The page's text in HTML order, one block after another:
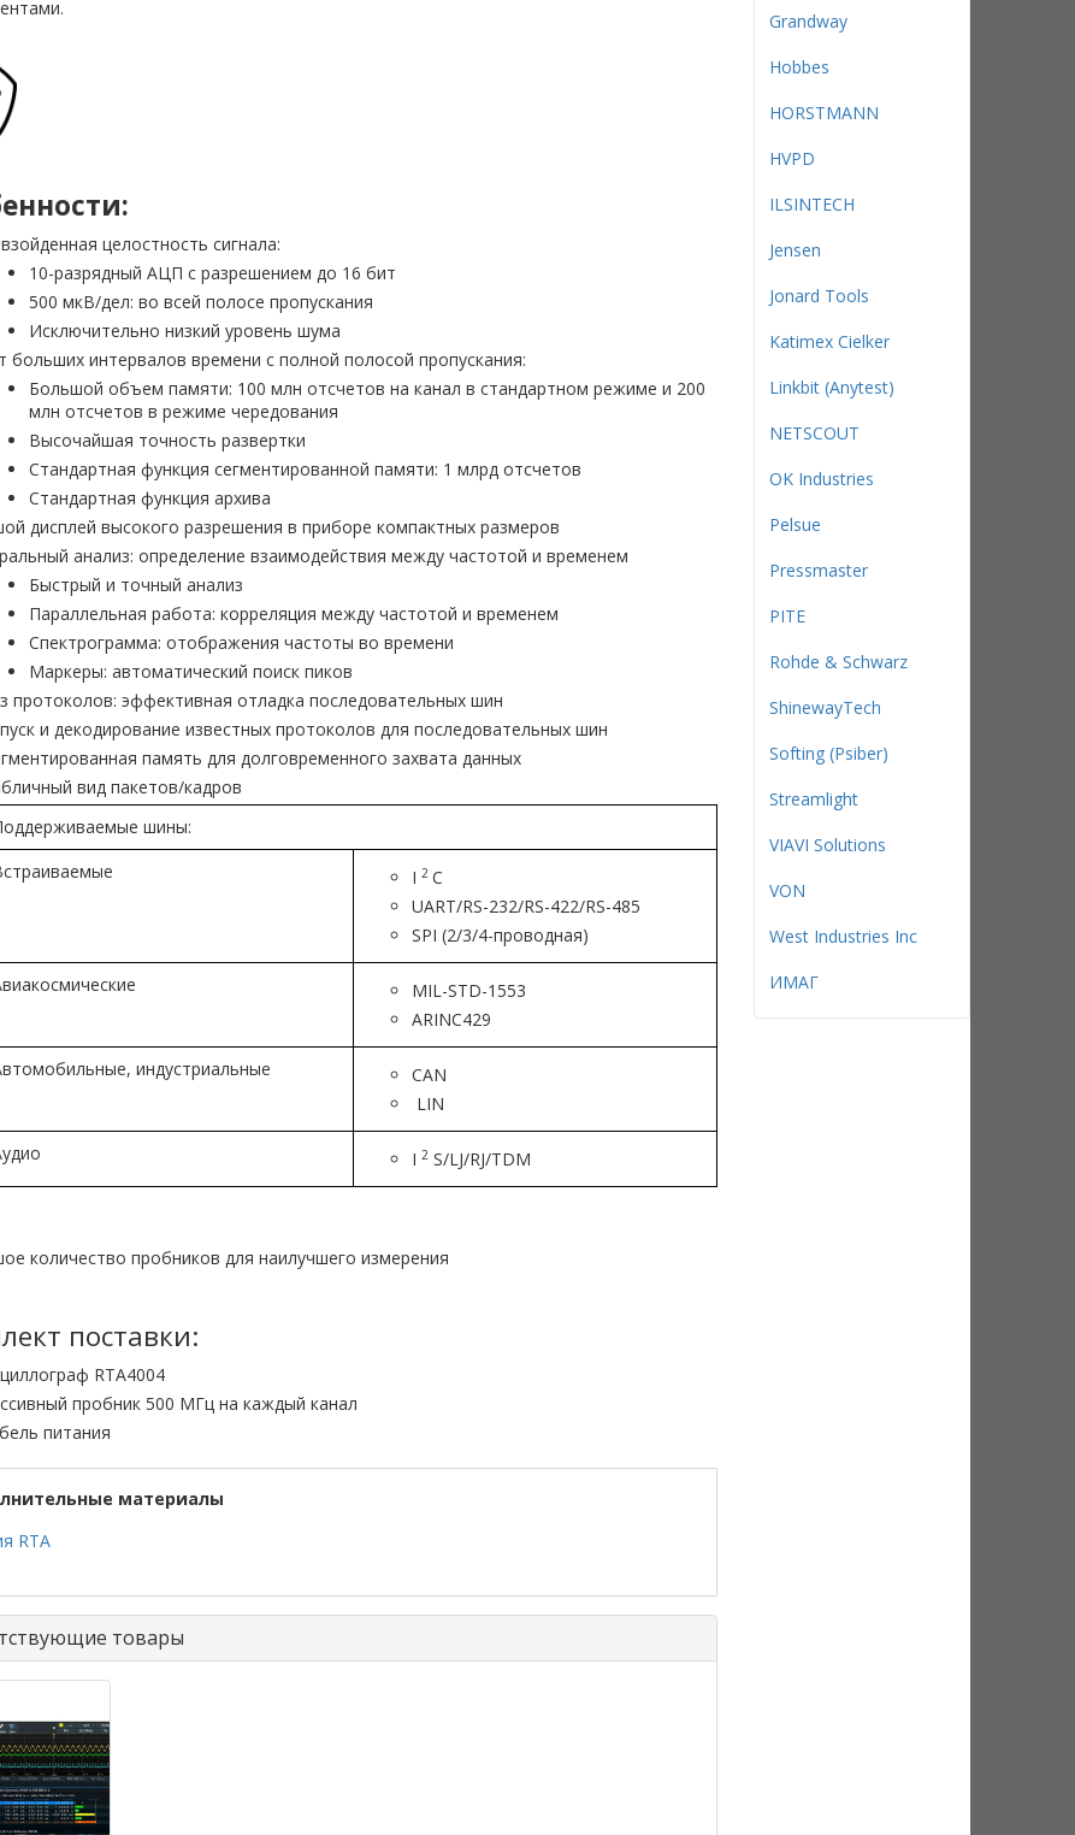
целостность сигнала:
10-разрядный АЦП с разрешением до 16 бит
500 мкВ/дел: во всей полосе пропускания
Исключительно низкий уровень шума
больших интервалов времени с полной полосой пропускания:
Большой объем памяти: 100 млн отсчетов на канал в стандартном режиме и 200
млн отсчетов в режиме чередования
Высочайшая точность развертки
Стандартная функция сегментированной памяти: 1 млрд отсчетов
Стандартная функция архива
дисплей высокого разрешения в приборе компактных размеров
анализ: определение взаимодействия между частотой и временем
Быстрый и точный анализ
Параллельная работа: корреляция между частотой и временем
Спектрограмма: отображения частоты во времени
Маркеры: автоматический поиск пиков
протоколов: эффективная отладка последовательных шин
и декодирование известных протоколов для последовательных шин
память для долговременного захвата данных
вид пакетов/кадров
шины:
I 2 C
UART/RS-232/RS-422/RS-485
SPI (2/3/4-проводная)
MIL-STD-1553
ARINC429
индустриальные
CAN
LIN
I 2S/LJ/RJ/TDM
количество пробников для наилучшего измерения
поставки:
RTA4004
пробник 500 МГц на каждый канал
питания
материалы
RTA
товары
Grandway
Hobbes
HORSTMANN
HVPD
ILSINTECH
Jensen
Jonard Tools
Katimex Cielker
Linkbit (Anytest)
NETSCOUT
OK Industries
Pelsue
Pressmaster
PITE
Rohde & Schwarz
ShinewayTech
Softing (Psiber)
Streamlight
VIAVI Solutions
VON
West Industries Inc
ИМАГ